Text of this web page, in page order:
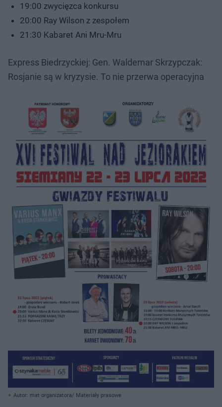
19:00 zwycięzca konkursu
20:00 Ray Wilson z zespołem
21:30 Kabaret Ani Mru-Mru
Express Biedrzyckiej: Gen. Waldemar Skrzypczak:
Rosjanie są w kryzysie. To nie przerwa operacyjna
Autor: mat organizatora/ Materiały prasowe